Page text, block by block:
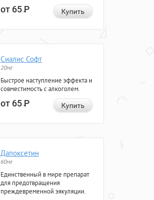
от 65Р Купить
Сиалис Софт
20мг
Быстрое наступление эффекта и
совместимость с алкоголем.
от 65Р Купить
Дапоксетин
60мг
Единственный в мире препарат
для предотвращения
преждевременной эякуляции.